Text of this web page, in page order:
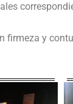
y